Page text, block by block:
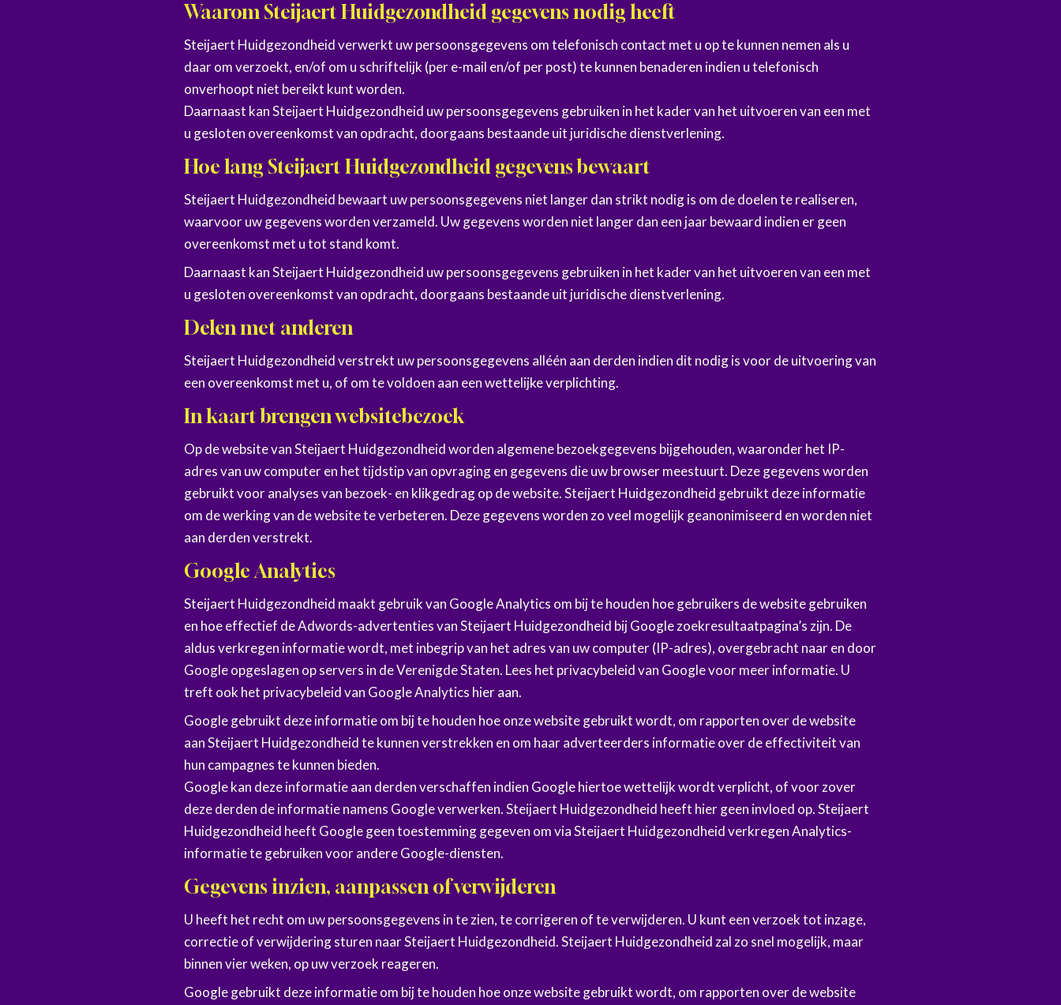
Waarom Steijaert Huidgezondheid gegevens nodig heeft
Steijaert Huidgezondheid verwerkt uw persoonsgegevens om telefonisch contact met u op te kunnen nemen als u
daar om verzoekt, en/of om u schriftelijk (per e-mail en/of per post) te kunnen benaderen indien u telefonisch
onverhoopt niet bereikt kunt worden.
Daarnaast kan Steijaert Huidgezondheid uw persoonsgegevens gebruiken in het kader van het uitvoeren van een met
u gesloten overeenkomst van opdracht, doorgaans bestaande uit juridische dienstverlening.
Hoe lang Steijaert Huidgezondheid gegevens bewaart
Steijaert Huidgezondheid bewaart uw persoonsgegevens niet langer dan strikt nodig is om de doelen te realiseren,
waarvoor uw gegevens worden verzameld. Uw gegevens worden niet langer dan een jaar bewaard indien er geen
overeenkomst met u tot stand komt.
Daarnaast kan Steijaert Huidgezondheid uw persoonsgegevens gebruiken in het kader van het uitvoeren van een met
u gesloten overeenkomst van opdracht, doorgaans bestaande uit juridische dienstverlening.
Delen met anderen
Steijaert Huidgezondheid verstrekt uw persoonsgegevens alléén aan derden indien dit nodig is voor de uitvoering van
een overeenkomst met u, of om te voldoen aan een wettelijke verplichting.
In kaart brengen websitebezoek
Op de website van Steijaert Huidgezondheid worden algemene bezoekgegevens bijgehouden, waaronder het IP-
adres van uw computer en het tijdstip van opvraging en gegevens die uw browser meestuurt. Deze gegevens worden
gebruikt voor analyses van bezoek- en klikgedrag op de website. Steijaert Huidgezondheid gebruikt deze informatie
om de werking van de website te verbeteren. Deze gegevens worden zo veel mogelijk geanonimiseerd en worden niet
aan derden verstrekt.
Google Analytics
Steijaert Huidgezondheid maakt gebruik van Google Analytics om bij te houden hoe gebruikers de website gebruiken
en hoe effectief de Adwords-advertenties van Steijaert Huidgezondheid bij Google zoekresultaatpagina’s zijn. De
aldus verkregen informatie wordt, met inbegrip van het adres van uw computer (IP-adres), overgebracht naar en door
Google opgeslagen op servers in de Verenigde Staten. Lees het privacybeleid van Google voor meer informatie. U
treft ook het privacybeleid van Google Analytics hier aan.
Google gebruikt deze informatie om bij te houden hoe onze website gebruikt wordt, om rapporten over de website
aan Steijaert Huidgezondheid te kunnen verstrekken en om haar adverteerders informatie over de effectiviteit van
hun campagnes te kunnen bieden.
Google kan deze informatie aan derden verschaffen indien Google hiertoe wettelijk wordt verplicht, of voor zover
deze derden de informatie namens Google verwerken. Steijaert Huidgezondheid heeft hier geen invloed op. Steijaert
Huidgezondheid heeft Google geen toestemming gegeven om via Steijaert Huidgezondheid verkregen Analytics-
informatie te gebruiken voor andere Google-diensten.
Gegevens inzien, aanpassen of verwijderen
U heeft het recht om uw persoonsgegevens in te zien, te corrigeren of te verwijderen. U kunt een verzoek tot inzage,
correctie of verwijdering sturen naar Steijaert Huidgezondheid. Steijaert Huidgezondheid zal zo snel mogelijk, maar
binnen vier weken, op uw verzoek reageren.
Google gebruikt deze informatie om bij te houden hoe onze website gebruikt wordt, om rapporten over de website